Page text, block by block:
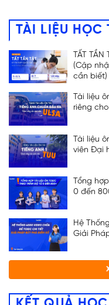
TÀI LIỆU HỌC
TẤT TẦN
(Cập
cần biết)
Tài liệu
riêng
Tài liệu
viên Đại
Tổng
0 đến
Hệ
Giải